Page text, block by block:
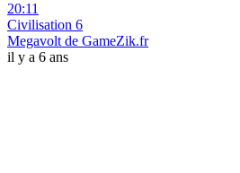
20:11
Civilisation 6
Megavolt de GameZik.fr
il y a 6 ans